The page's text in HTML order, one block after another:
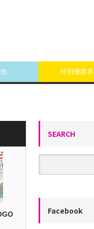
特別優惠券
SEARCH
Facebook